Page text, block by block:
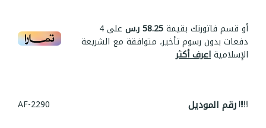
أو قسم فاتورتك بقيمة58.25 ر.س على4
دفعات بدون رسوم تأخير، متوافقة مع الشريعة
الإسلاميةاعرف أكثر
رقم الموديل AF-2290